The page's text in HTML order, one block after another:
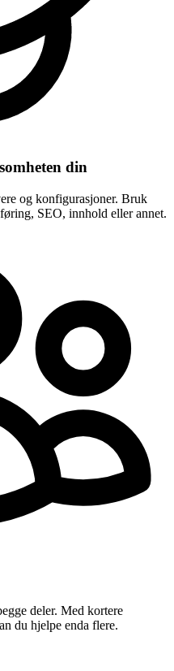
din
og konfigurasjoner. Bruk
SEO, innhold eller annet.
deler. Med kortere
du hjelpe enda flere.